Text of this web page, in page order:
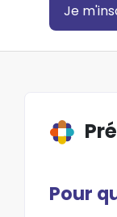
Je
Pour